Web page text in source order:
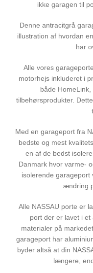
ikke garagen til
Denne antracitgrå
illustration af hvordan
har
Alle vores
motorhejs inkluderet i
både
tilbehørsprodukter.
Med en garageport fra
bedste og mest
en af de bedst
Danmark hvor varme-
isolerende
ændring
Alle NASSAU porte er
port der er lavet i
materialer på
garageport har
byder altså at din
længere,